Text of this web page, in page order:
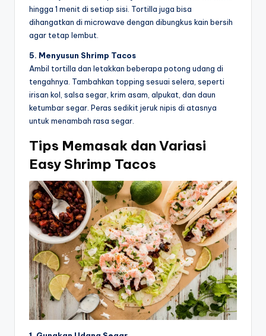
hingga 1 menit di setiap sisi. Tortilla juga bisa
dihangatkan di microwave dengan dibungkus kain bersih
agar tetap lembut.
5. Menyusun Shrimp Tacos
Ambil tortilla dan letakkan beberapa potong udang di
tengahnya. Tambahkan topping sesuai selera, seperti
irisan kol, salsa segar, krim asam, alpukat, dan daun
ketumbar segar. Peras sedikit jeruk nipis di atasnya
untuk menambah rasa segar.
Tips Memasak dan Variasi
Easy Shrimp Tacos